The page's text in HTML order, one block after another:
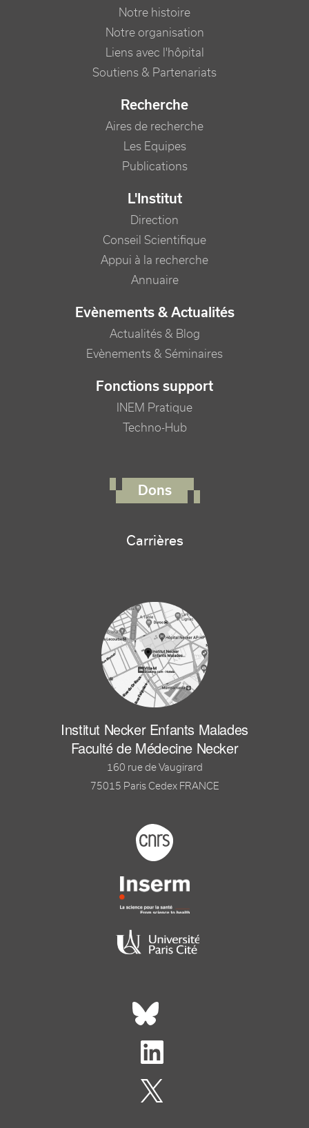
Notre histoire
Notre organisation
Liens avec l'hôpital
Soutiens & Partenariats
Recherche
Aires de recherche
Les Equipes
Publications
L'Institut
Direction
Conseil Scientifique
Appui à la recherche
Annuaire
Evènements & Actualités
Actualités & Blog
Evènements & Séminaires
Fonctions support
INEM Pratique
Techno-Hub
Dons
Carrières
Institut Necker Enfants Malades
Faculté de Médecine Necker
160 rue de Vaugirard
75015 Paris Cedex FRANCE
Footer logo tutelles
Réseaux sociaux footer